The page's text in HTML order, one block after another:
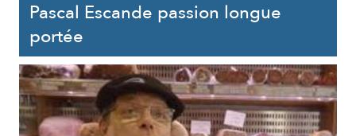
Pascal Escande passion longue
portée